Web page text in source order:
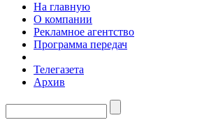
На главную
О компании
Рекламное агентство
Программа передач
Телегазета
Архив